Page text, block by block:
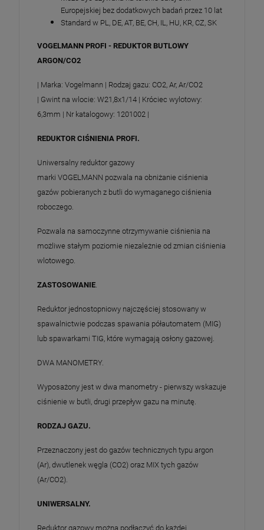
Europejskiej bez dodatkowych badań przez 10 lat
Standard w PL, DE, AT, BE, CH, IL, HU, KR, CZ, SK
VOGELMANN PROFI - REDUKTOR BUTLOWY
ARGON/CO2
| Marka: Vogelmann | Rodzaj gazu: CO2, Ar, Ar/CO2
| Gwint na wlocie: W21,8x1/14 | Króciec wylotowy:
6,3mm | Nr katalogowy: 1201002 |
REDUKTOR CIŚNIENIA PROFI.
Uniwersalny reduktor gazowy
marki VOGELMANN pozwala na obniżanie ciśnienia
gazów pobieranych z butli do wymaganego ciśnienia
roboczego.
Pozwala na samoczynne otrzymywanie ciśnienia na
możliwe stałym poziomie niezależnie od zmian ciśnienia
wlotowego.
ZASTOSOWANIE.
Reduktor jednostopniowy najczęściej stosowany w
spawalnictwie podczas spawania półautomatem (MIG)
lub spawarkami TIG, które wymagają osłony gazowej.
DWA MANOMETRY.
Wyposażony jest w dwa manometry - pierwszy wskazuje
ciśnienie w butli, drugi przepływ gazu na minutę.
RODZAJ GAZU.
Przeznaczony jest do gazów technicznych typu argon
(Ar), dwutlenek węgla (CO2) oraz MIX tych gazów
(Ar/CO2).
UNIWERSALNY.
Reduktor gazowy można podłączyć do każdej